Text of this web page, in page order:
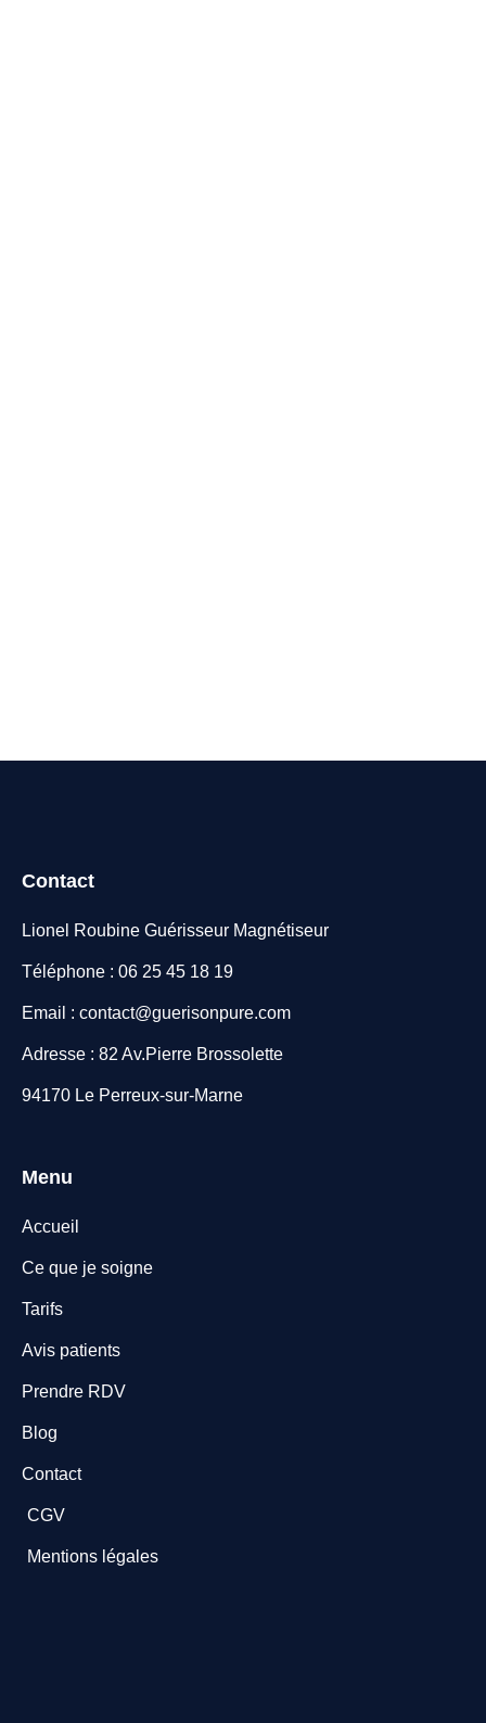
Contact
Lionel Roubine Guérisseur Magnétiseur
Téléphone : 06 25 45 18 19
Email : contact@guerisonpure.com
Adresse : 82 Av.Pierre Brossolette
94170 Le Perreux-sur-Marne
Menu
Accueil
Ce que je soigne
Tarifs
Avis patients
Prendre RDV
Blog
Contact
CGV
Mentions légales